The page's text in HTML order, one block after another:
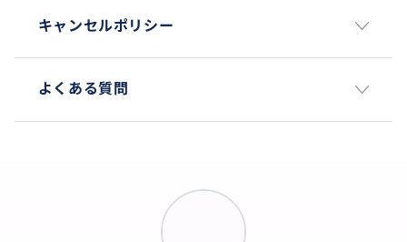
キャンセルポリシー
よくある質問